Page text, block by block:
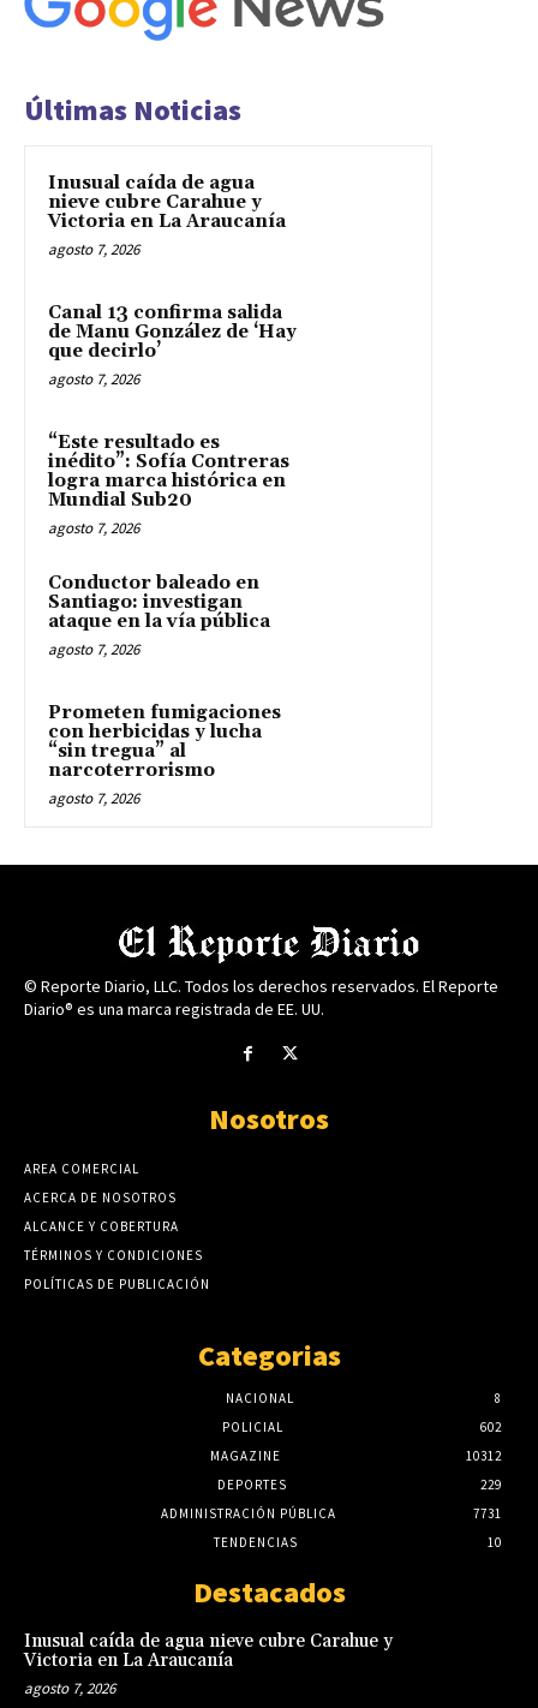
Últimas Noticias
Inusual caída de agua
nieve cubre Carahue y
Victoria en La Araucanía
agosto 7, 2026
Canal 13 confirma salida
de Manu González de ‘Hay
que decirlo’
agosto 7, 2026
“Este resultado es
inédito”: Sofía Contreras
logra marca histórica en
Mundial Sub20
agosto 7, 2026
Conductor baleado en
Santiago: investigan
ataque en la vía pública
agosto 7, 2026
Prometen fumigaciones
con herbicidas y lucha
“sin tregua” al
narcoterrorismo
agosto 7, 2026
© Reporte Diario, LLC. Todos los derechos reservados. El Reporte
Diario® es una marca registrada de EE. UU.
Nosotros
AREA COMERCIAL
ACERCA DE NOSOTROS
ALCANCE Y COBERTURA
TÉRMINOS Y CONDICIONES
POLÍTICAS DE PUBLICACIÓN
Categorias
NACIONAL
8
POLICIAL
602
MAGAZINE
10312
DEPORTES
229
ADMINISTRACIÓN PÚBLICA
7731
TENDENCIAS
10
Destacados
Inusual caída de agua nieve cubre Carahue y
Victoria en La Araucanía
agosto 7, 2026